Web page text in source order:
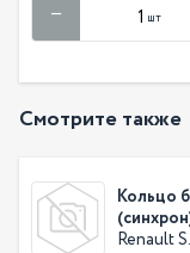
шт
Смотрите также
Кольцо
Renault